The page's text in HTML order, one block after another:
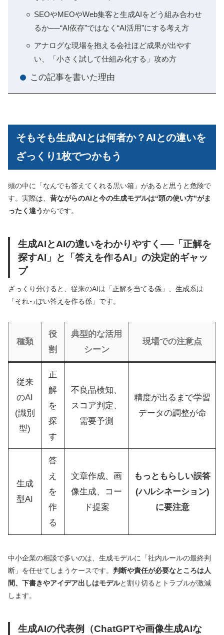
SEOやMEOやWeb集客と生成AIをどう組み合わせ
るか──“AI依存”ではなく“AI活用”にする考え方
アナログな現場を抱える会社ほど成果が出やす
い、「小さく試して仕組み化する」攻め方
この記事を書いた理由
そもそも生成AIとは何者か？AIとの違いを
ざっくり1枚でつかもう
頭の中に「なんでも答えてくれる黒い箱」があると思うと危険で
す。実際は、 昔ながらのAIと今の生成モデルは“頭の使い方”がま
ったく違うからです。
生成AIとAIの違いをわかりやすく──「正解を
探すAI」と「答えを作るAI」の決定的ギャッ
プ
ざっくり分けると、従来のAIは「正解を当てる係」、生成系は
「それっぽい答えを作る係」です。
種類
役
割
典型的な活用
シーン
現場での注意点
従来
のAI
(識別
型)
正
解
を
探
す
不良品検知、
スコア判定、
需要予測
精度が出るまで学習
データの調整が命
生成
型AI
答
え
を
作
る
文章作成、画
像生成、コー
ド提案
もっともらしい誤答
(ハルシネーション)
に要注意
中小企業の相談で多いのは、生成モデルに「社内ルールの最終判
断」を任せてしまうケースです。 判断や責任が必要なところは人
間、下書きやアイデア出しはモデルと割り切るとトラブルが激減
します。
生成AIの代表例（ChatGPTや画像生成AIな